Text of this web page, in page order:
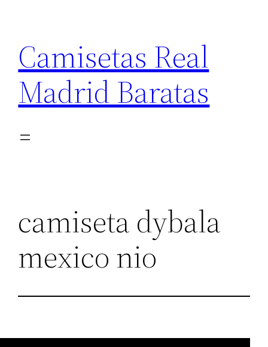
contenido
Camisetas Real
Madrid Baratas
camiseta dybala
mexico nio